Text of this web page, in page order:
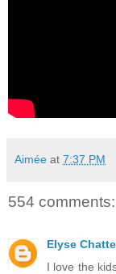
Aimée at 7:37 PM
554 comments:
Elyse
I love the